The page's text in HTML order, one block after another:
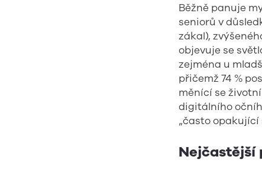
Běžně panuje
seniorů v
zákal),
objevuje se
zejména u
přičemž 74 %
měnící se
digitálního
„často opakující
Nejčastější